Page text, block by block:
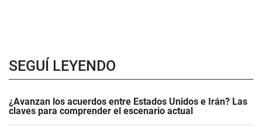
SEGUÍ LEYENDO
¿Avanzan los acuerdos entre Estados Unidos e Irán? Las
claves para comprender el escenario actual